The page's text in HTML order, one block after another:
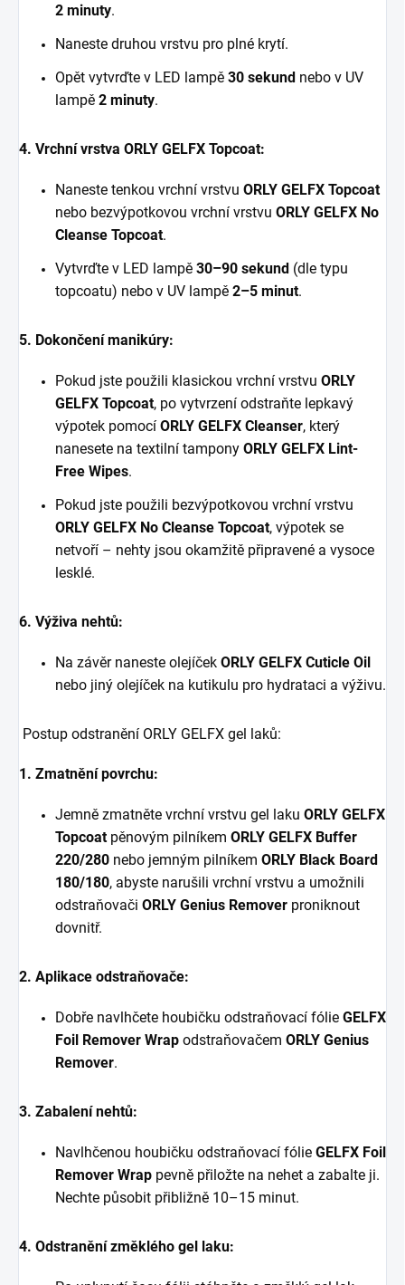
2 minuty.
Naneste druhou vrstvu pro plné krytí.
Opět vytvrďte v LED lampě 30 sekund nebo v UV
lampě 2 minuty.
4. Vrchní vrstva ORLY GELFX Topcoat:
Naneste tenkou vrchní vrstvu ORLY GELFX Topcoat
nebo bezvýpotkovou vrchní vrstvu ORLY GELFX No
Cleanse Topcoat.
Vytvrďte v LED lampě 30–90 sekund (dle typu
topcoatu) nebo v UV lampě 2–5 minut.
5. Dokončení manikúry:
Pokud jste použili klasickou vrchní vrstvu ORLY
GELFX Topcoat, po vytvrzení odstraňte lepkavý
výpotek pomocí ORLY GELFX Cleanser, který
nanesete na textilní tampony ORLY GELFX Lint-
Free Wipes.
Pokud jste použili bezvýpotkovou vrchní vrstvu
ORLY GELFX No Cleanse Topcoat, výpotek se
netvoří – nehty jsou okamžitě připravené a vysoce
lesklé.
6. Výživa nehtů:
Na závěr naneste olejíček ORLY GELFX Cuticle Oil
nebo jiný olejíček na kutikulu pro hydrataci a výživu.
Postup odstranění ORLY GELFX gel laků:
1. Zmatnění povrchu:
Jemně zmatněte vrchní vrstvu gel laku ORLY GELFX
Topcoatpěnovým pilníkem ORLY GELFX Buffer
220/280 nebo jemným pilníkem ORLY Black Board
180/180, abyste narušili vrchní vrstvu a umožnili
odstraňovači ORLY Genius Remover proniknout
dovnitř.
2. Aplikace odstraňovače:
Dobře navlhčete houbičku odstraňovací fólie GELFX
Foil Remover Wrap odstraňovačem ORLY Genius
Remover.
3. Zabalení nehtů:
Navlhčenou houbičku odstraňovací fólie GELFX Foil
Remover Wrap pevně přiložte na nehet a zabalte ji.
Nechte působit přibližně 10–15 minut.
4. Odstranění změklého gel laku: